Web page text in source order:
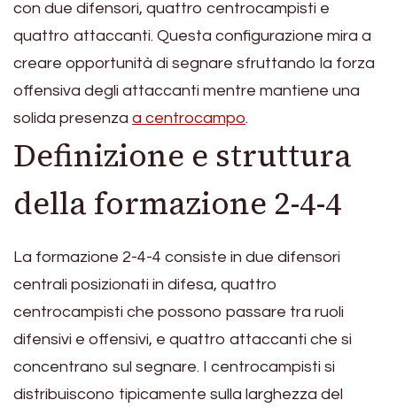
con due difensori, quattro centrocampisti e
quattro attaccanti. Questa configurazione mira a
creare opportunità di segnare sfruttando la forza
offensiva degli attaccanti mentre mantiene una
solida presenza a centrocampo.
Definizione e struttura
della formazione 2-4-4
La formazione 2-4-4 consiste in due difensori
centrali posizionati in difesa, quattro
centrocampisti che possono passare tra ruoli
difensivi e offensivi, e quattro attaccanti che si
concentrano sul segnare. I centrocampisti si
distribuiscono tipicamente sulla larghezza del